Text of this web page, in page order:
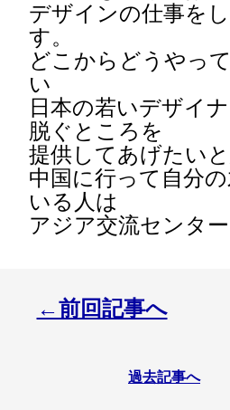
デザインの仕事を
す。
どこからどうやっ
い
日本の若いデザイ
脱ぐところを
提供してあげたい
中国に行って自分
いる人は
アジア交流センタ
←前回記事へ
過去記事へ